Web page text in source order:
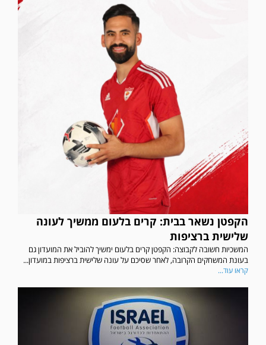
הקפטן נשאר בבית: קרים בלעום ממשיך לעונה
שלישית ברציפות
המשכיות חשובה לקבוצה: הקפטן קרים בלעום ימשיך להוביל את המועדון גם
בעונת המשחקים הקרובה, לאחר שסיכם על עונה שלישית ברציפות במועדון...
קראו עוד...